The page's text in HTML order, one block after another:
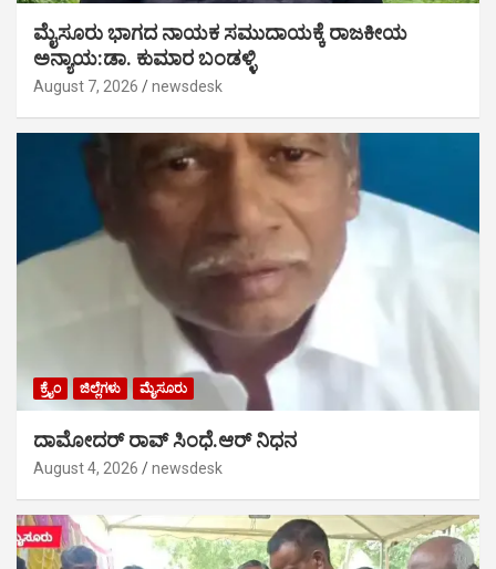
ಮೈಸೂರು ಭಾಗದ ನಾಯಕ ಸಮುದಾಯಕ್ಕೆ ರಾಜಕೀಯ
ಅನ್ಯಾಯ:ಡಾ. ಕುಮಾರ ಬಂಡಳ್ಳಿ
August 7, 2026 newsdesk
ಕ್ರೈಂ ಜಿಲ್ಲೆಗಳು ಮೈಸೂರು
ದಾಮೋದರ್ ರಾವ್ ಸಿಂಧೆ.ಆರ್ ನಿಧನ
August 4, 2026 newsdesk